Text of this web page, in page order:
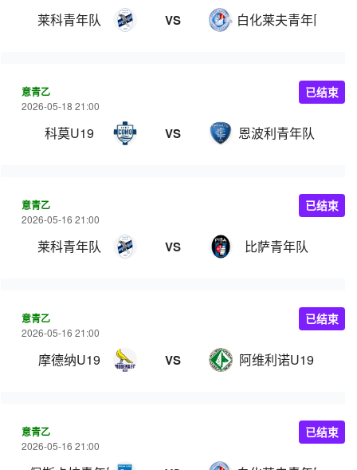
莱科青年队 VS 白化莱夫青年队
意青乙
2026-05-18 21:00
科莫U19 VS 恩波利青年队
已结束
意青乙
2026-05-16 21:00
莱科青年队 VS 比萨青年队
已结束
意青乙
2026-05-16 21:00
摩德纳U19 VS 阿维利诺U19
已结束
意青乙
2026-05-16 21:00
已结束